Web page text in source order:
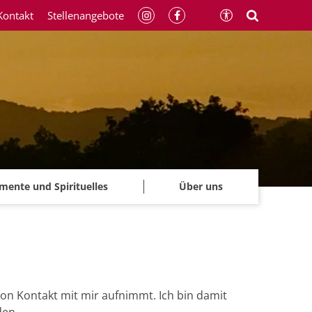
und Spirituelles Über uns
Stellenangebote
Kontakt mit mir aufnimmt. Ich bin damit